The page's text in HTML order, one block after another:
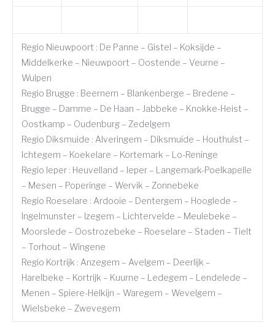
Regio Nieuwpoort : De Panne – Gistel – Koksijde –
Middelkerke – Nieuwpoort – Oostende – Veurne –
Wulpen
Regio Brugge : Beernem – Blankenberge – Bredene –
Brugge – Damme – De Haan – Jabbeke – Knokke-Heist –
Oostkamp – Oudenburg – Zedelgem
Regio Diksmuide : Alveringem – Diksmuide – Houthulst –
Ichtegem – Koekelare – Kortemark – Lo-Reninge
Regio Ieper : Heuvelland – Ieper – Langemark-Poelkapelle
– Mesen – Poperinge – Wervik – Zonnebeke
Regio Roeselare : Ardooie – Dentergem – Hooglede –
Ingelmunster – Izegem – Lichtervelde – Meulebeke –
Moorslede – Oostrozebeke – Roeselare – Staden – Tielt
– Torhout – Wingene
Regio Kortrijk : Anzegem – Avelgem – Deerlijk –
Harelbeke – Kortrijk – Kuurne – Ledegem – Lendelede –
Menen – Spiere-Helkijn – Waregem – Wevelgem –
Wielsbeke – Zwevegem